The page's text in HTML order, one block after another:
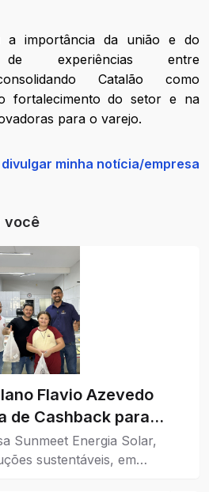
a importância da união e do
de experiências entre
Catalão como
fortalecimento do setor e na
para o varejo.
minha notícia/empresa
você
Flavio Azevedo
de Cashback para
da Cidade
Sunmeet Energia Solar,
sustentáveis, em